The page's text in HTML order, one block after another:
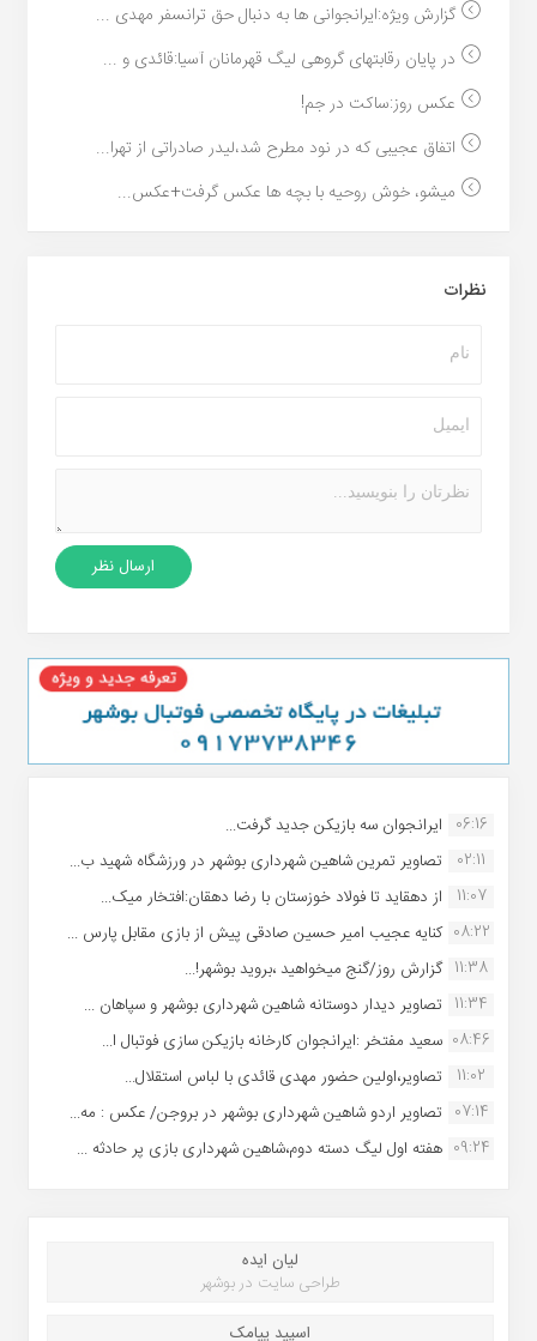
گزارش ویژه:ایرانجوانی ها به دنبال حق ترانسفر مهدی ...
در پایان رقابتهای گروهی لیگ قهرمانان آسیا:قائدی و ...
عکس روز:ساکت در جم!
اتفاق عجیبی که در نود مطرح شد،لیدر صادراتی از تهرا...
میشو، خوش روحیه با بچه ها عکس گرفت+عکس...
نظرات
06:16 ایرانجوان سه بازیکن جدید گرفت...
02:11
تصاویر تمرین شاهین شهردارى بوشهر در ورزشگاه شهید ب...
11:07
از دهقاید تا فولاد خوزستان با رضا دهقان:افتخار میک...
08:22 کنایه عجیب امیر حسین صادقی پیش از بازی مقابل پارس ...
11:38 گزارش روز/گنج میخواهید ،بروید بوشهر!...
11:34 تصاویر دیدار دوستانه شاهین شهردارى بوشهر و سپاهان ...
08:46 سعید مفتخر :ایرانجوان کارخانه بازیکن سازی فوتبال ا...
11:02
تصاویر،اولین حضور مهدی قائدی با لباس استقلال...
07:14 تصاویر اردو شاهین شهرداری بوشهر در بروجن/ عکس : مه...
09:24 هفته اول لیگ دسته دوم،شاهین شهرداری بازی پر حادثه ...
لیان ایده
طراحی سایت در بوشهر
اسپید پیامک